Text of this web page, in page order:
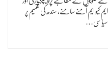
ایم کیو ایم آمنے سامنے، سندھ کی تقسیم پر
سیاسی…